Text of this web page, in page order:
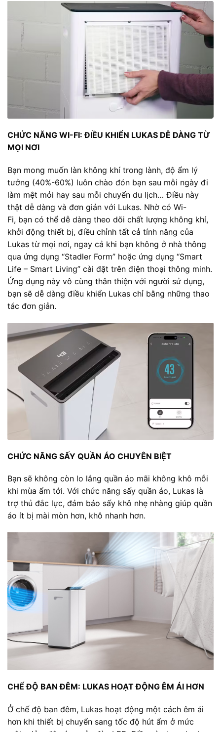
CHỨC NĂNG WI-FI: ĐIỀU KHIỂN LUKAS DỄ DÀNG TỪ
MỌI NƠI
Bạn mong muốn làn không khí trong lành, độ ẩm lý
tưởng (40%-60%) luôn chào đón bạn sau mỗi ngày đi
làm mệt mỏi hay sau mỗi chuyến du lịch… Điều này
thật dễ dàng và đơn giản với Lukas. Nhờ có Wi-
Fi, bạn có thể dễ dàng theo dõi chất lượng không khí,
khởi động thiết bị, điều chỉnh tất cả tính năng của
Lukas từ mọi nơi, ngay cả khi bạn không ở nhà thông
qua ứng dụng “Stadler Form” hoặc ứng dụng “Smart
Life – Smart Living” cài đặt trên điện thoại thông minh.
Ứng dụng này vô cùng thân thiện với người sử dụng,
bạn sẽ dễ dàng điều khiển Lukas chỉ bằng những thao
tác đơn giản.
CHỨC NĂNG SẤY QUẦN ÁO CHUYÊN BIỆT
Bạn sẽ không còn lo lắng quần áo mãi không khô mỗi
khi mùa ẩm tới. Với chức năng sấy quần áo, Lukas là
trợ thủ đắc lực, đảm bảo sấy khô nhẹ nhàng giúp quần
áo ít bị mài mòn hơn, khô nhanh hơn.
CHẾ ĐỘ BAN ĐÊM: LUKAS HOẠT ĐỘNG ÊM ÁI HƠN
Ở chế độ ban đêm, Lukas hoạt động một cách êm ái
hơn khi thiết bị chuyển sang tốc độ hút ẩm ở mức